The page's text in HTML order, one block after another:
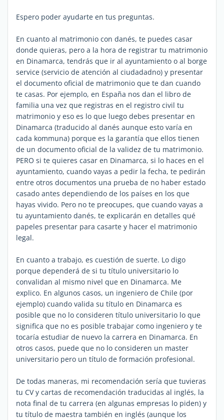
Espero poder ayudarte en tus preguntas.
En cuanto al matrimonio con danés, te puedes casar
donde quieras, pero a la hora de registrar tu matrimonio
en Dinamarca, tendrás que ir al ayuntamiento o al borge
service (servicio de atención al ciudadadno) y presentar
el documento oficial de matrimonio que te dan cuando
te casas. Por ejemplo, en España nos dan el libro de
familia una vez que registras en el registro civil tu
matrimonio y eso es lo que luego debes presentar en
Dinamarca (traducido al danés aunque esto varía en
cada kommuna) porque es la garantía que ellos tienen
de un documento oficial de la validez de tu matrimonio.
PERO si te quieres casar en Dinamarca, si lo haces en el
ayuntamiento, cuando vayas a pedir la fecha, te pedirán
entre otros documentos una prueba de no haber estado
casado antes dependiendo de los países en los que
hayas vivido. Pero no te preocupes, que cuando vayas a
tu ayuntamiento danés, te explicarán en detalles qué
papeles presentar para casarte y hacer el matrimonio
legal.
En cuanto a trabajo, es cuestión de suerte. Lo digo
porque dependerá de si tu título universitario lo
convalidan al mismo nivel que en Dinamarca. Me
explico. En algunos casos, un ingeniero de Chile (por
ejemplo) cuando valida su título en Dinamarca es
posible que no lo consideren título universitario lo que
significa que no es posible trabajar como ingeniero y te
tocaría estudiar de nuevo la carrera en Dinamarca. En
otros casos, puede que no lo consideren un master
universitario pero un título de formación profesional.
De todas maneras, mi recomendación sería que tuvieras
tu CV y cartas de recomendación traducidas al inglés, la
nota final de tu carrera (en algunas empresas lo piden) y
tu título de maestra también en inglés (aunque los